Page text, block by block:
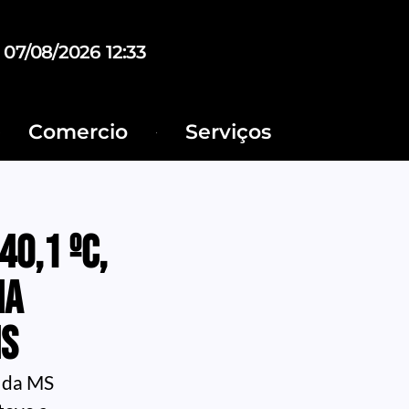
07/08/2026 12:33
Comercio Serviços
ºC,
MS